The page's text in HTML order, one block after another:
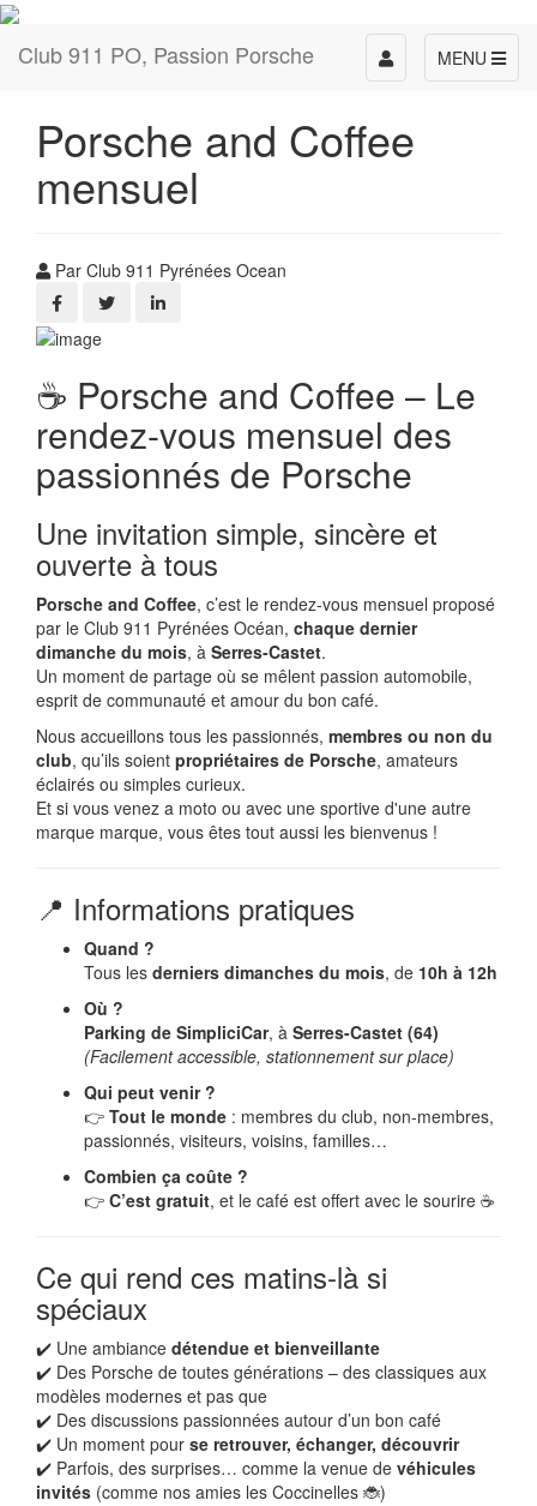
Club 911 PO, Passion Porsche MENU
Toggle
navigation
Porsche and Coffee
mensuel
Par Club 911 Pyrénées Ocean
☕ Porsche and Coffee – Le
rendez-vous mensuel des
passionnés de Porsche
Une invitation simple, sincère et
ouverte à tous
Porsche and Coffee, c’est le rendez-vous mensuel proposé
par le Club 911 Pyrénées Océan, chaque dernier
dimanche du mois, à Serres-Castet.
Un moment de partage où se mêlent passion automobile,
esprit de communauté et amour du bon café.
Nous accueillons tous les passionnés, membres ou non du
club, qu’ils soient propriétaires de Porsche, amateurs
éclairés ou simples curieux.
Et si vous venez a moto ou avec une sportive d'une autre
marque marque, vous êtes tout aussi les bienvenus !
📍 Informations pratiques
Quand ?
Tous les derniers dimanches du mois, de 10h à 12h
Où ?
Parking de SimpliciCar, à Serres-Castet (64)
(Facilement accessible, stationnement sur place)
Qui peut venir ?
👉 Tout le monde : membres du club, non-membres,
passionnés, visiteurs, voisins, familles…
Combien ça coûte ?
👉 C’est gratuit, et le café est offert avec le sourire ☕
Ce qui rend ces matins-là si
spéciaux
✔️ Une ambiance détendue et bienveillante
✔️ Des Porsche de toutes générations – des classiques aux
modèles modernes et pas que
✔️ Des discussions passionnées autour d’un bon café
✔️ Un moment pour se retrouver, échanger, découvrir
✔️ Parfois, des surprises… comme la venue de véhicules
invités (comme nos amies les Coccinelles 🐞)